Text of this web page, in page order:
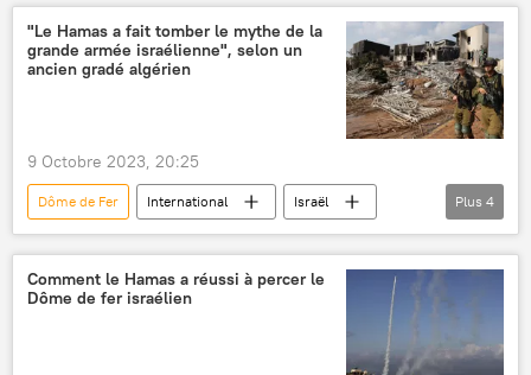
International
arme laser
"Le Hamas a fait tomber le mythe de la
grande armée israélienne", selon un
ancien gradé algérien
9 Octobre 2023, 20:25
Dôme de Fer International
Israël
conflit israélo-palestinien
Gaza
Mossad
Opinion
Plus 4
Comment le Hamas a réussi à percer le
Dôme de fer israélien